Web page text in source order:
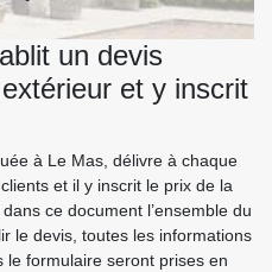
un devis
et y inscrit
à Le Mas, délivre à chaque
et il y inscrit le prix de la
ce document l’ensemble du
le devis, toutes les informations
formulaire seront prises en